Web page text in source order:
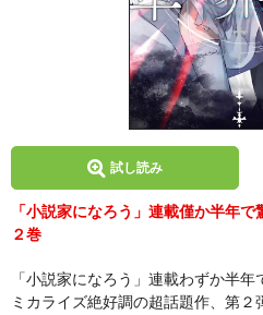
試し読み
「小説家になろう」連載僅か半年
２巻
「小説家になろう」連載わずか半
ミカライズ絶好調の超話題作、第２